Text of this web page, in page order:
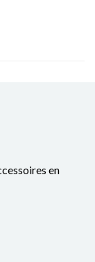
en